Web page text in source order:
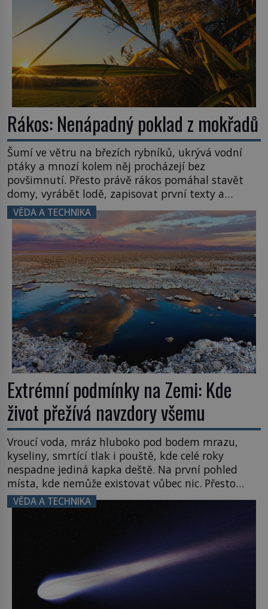
Rákos: Nenápadný poklad z mokřadů
Šumí ve větru na březích rybníků, ukrývá vodní
ptáky a mnozí kolem něj procházejí bez
povšimnutí. Přesto právě rákos pomáhal stavět
domy, vyrábět lodě, zapisovat první texty a
inspiroval řadu pověstí. Tato skromná, ale
užitečná rostlina provází člověka už tisíce let.
Většina lidí vnímá rákos jen jako obyčejnou kulisu
letního koupání. Stačí se však podívat […]
VĚDA A TECHNIKA
Extrémní podmínky na Zemi: Kde
život přežívá navzdory všemu
Vroucí voda, mráz hluboko pod bodem mrazu,
kyseliny, smrtící tlak i pouště, kde celé roky
nespadne jediná kapka deště. Na první pohled
místa, kde nemůže existovat vůbec nic. Přesto
právě tady vědci objevují organismy, které
posouvají hranice života. Každý nový nález mění
naše představy o tom, co všechno dokáže příroda a
napovídá, kde bychom jednou […]
VĚDA A TECHNIKA